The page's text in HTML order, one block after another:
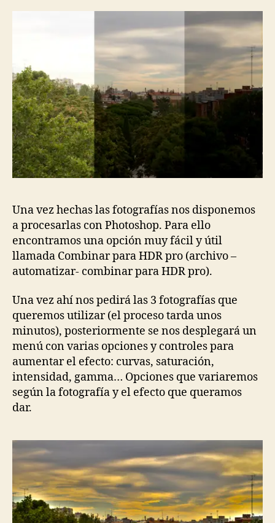
Una vez hechas las fotografías nos disponemos
a procesarlas con Photoshop. Para ello
encontramos una opción muy fácil y útil
llamada Combinar para HDR pro (archivo –
automatizar- combinar para HDR pro).
Una vez ahí nos pedirá las 3 fotografías que
queremos utilizar (el proceso tarda unos
minutos), posteriormente se nos desplegará un
menú con varias opciones y controles para
aumentar el efecto: curvas, saturación,
intensidad, gamma… Opciones que variaremos
según la fotografía y el efecto que queramos
dar.